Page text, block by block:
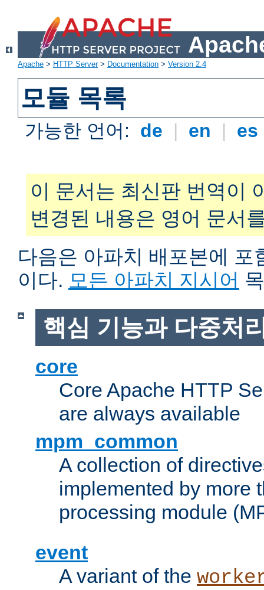
Apache > HTTP Server> Documentation > Version 2.4
모듈 목록
가능한 언어: de | en | es
이 문서는 최신판 번역이
변경된 내용은 영어 문서
다음은 아파치 배포본에 포
이다. 모든 아파치 지시어
핵심 기능과 다중처
core
Core Apache HTTP
are always available
mpm_common
A collection of
implemented by more
processing module
event
A variant of the